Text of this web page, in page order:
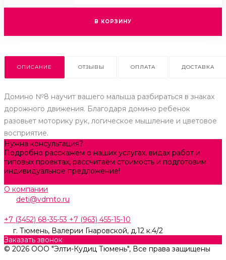
В КОРЗИНУ
ОПИСАНИЕ ОТЗЫВЫ ОПЛАТА ДОСТАВКА
Домино №8 научит вашего малыша разбираться в знаках
дорожного движения. Благодаря домино ребенок
разовьет моторику рук, логическое мышление и цветовое
восприятие.
Нужна консультация?
Подробно расскажем о наших услугах, видах работ и
типовых проектах, рассчитаем стоимость и подготовим
индивидуальное предложение!
О компании
deti@vdmto.ru
+7 (3452) 68-35-53 +7 (963) 455-15-10
г. Тюмень, ​Валерии Гнаровской, д.12 к.4/2
Заказать звонок
© 2026 ООО "Элти-Кудиц Тюмень", Все права защищены